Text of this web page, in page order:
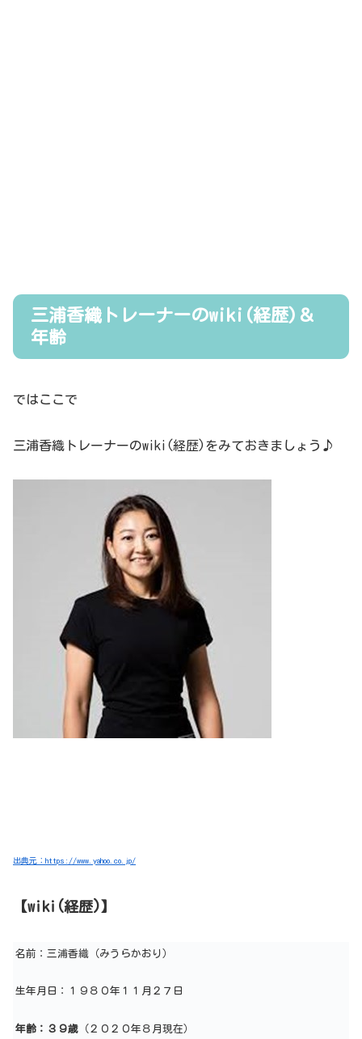
三浦香織トレーナーのwiki(経歴)＆
年齢
ではここで
三浦香織トレーナーのwiki(経歴)をみておきましょう♪
出典元：https://www.yahoo.co.jp/
【wiki(経歴)】
名前：三浦香織（みうらかおり）
生年月日：１９８０年１１月２７日
年齢：３９歳 （２０２０年８月現在）